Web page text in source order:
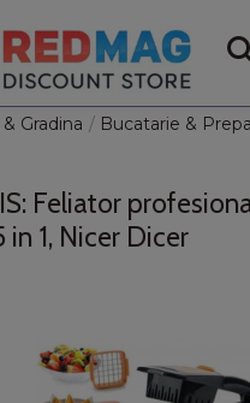
& Gradina Bucatarie &
Feliator
in 1, Nicer Dicer